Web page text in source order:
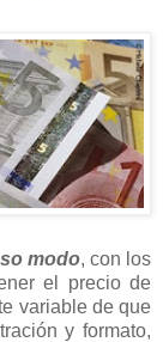
modo, con los
el precio de
variable de que
y formato,